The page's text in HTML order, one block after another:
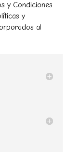
y Condiciones
y
al